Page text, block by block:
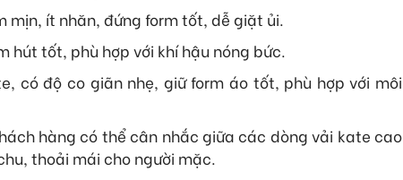
mịn, ít nhăn, đứng form tốt, dễ giặt ủi.
hút tốt, phù hợp với khí hậu nóng bức.
có độ co giãn nhẹ, giữ form áo tốt, phù hợp với môi
hàng có thể cân nhắc giữa các dòng vải kate cao
thoải mái cho người mặc.